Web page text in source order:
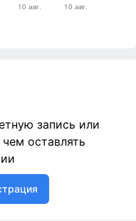
запись или
оставлять